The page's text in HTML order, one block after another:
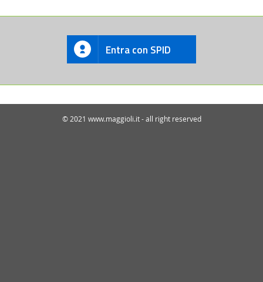
Entra con SPID
© 2021 www.maggioli.it - all right reserved